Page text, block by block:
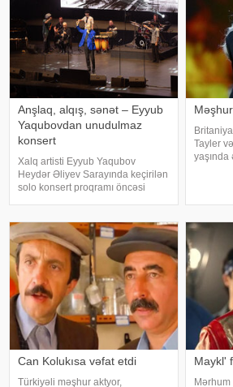
Anşlaq, alqış, sənət – Eyyub
Yaqubovdan unudulmaz
konsert
Xalq artisti Eyyub Yaqubov
Heydər Əliyev Sarayında keçirilən
solo konsert proqramı öncəsi
yaradıcılığı və konsertlə bağlı
fikirlərini bölüşüb. xəbər verir ki,
sənətkarın sözlərin
Tayler
Can Kolukısa vəfat etdi
Türkiyəli məşhur aktyor,
Maykl'
Mərhum